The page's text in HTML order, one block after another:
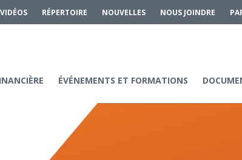
RÉPERTOIRE NOUVELLES NOUS JOINDRE
ÉVÉNEMENTS ET FORMATIONS